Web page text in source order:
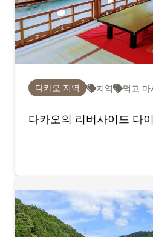
다카오 지역 지역 먹고 마
다카오의 리버사이드 다